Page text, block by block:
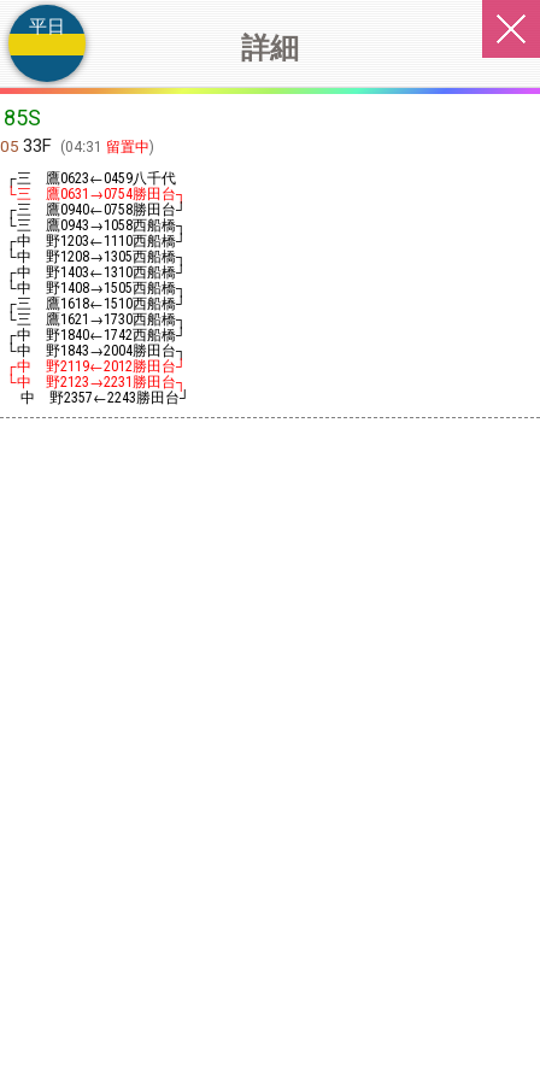
詳細
平日
85S
05 33F 04:31 留置中
┌三 鷹0623←0459八千代
└三 鷹0631 →0754勝田台┐
┌三 鷹0940←0758勝田台┘
└三 鷹0943→1058西船橋┐
┌中 野1203←1110西船橋┘
└中 野1208→1305西船橋┐
┌中 野1403←1310西船橋┘
└中 野1408→1505西船橋┐
┌三 鷹1618←1510西船橋┘
└三 鷹1621 →1730西船橋┐
┌中 野1840←1742西船橋┘
└中 野1843→2004勝田台┐
┌中 野2119←2012勝田台┘
└中 野2123→2231 勝田台┐
中 野2357←2243勝田台┘